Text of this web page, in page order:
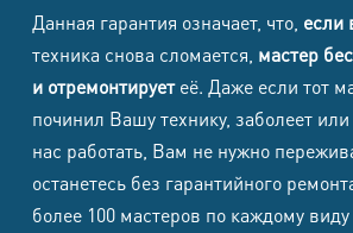
Комплексное ТО с чисткой и
длинным тестом
3
Фены, плойки, стайлеры
Данная гарантия означает, что, если
техника снова сломается, мастер
и отремонтируетеё. Даже если тот
починил Вашу технику, заболеет
нас работать, Вам не нужно
останетесь без гарантийного
более 100 мастеров по каждому